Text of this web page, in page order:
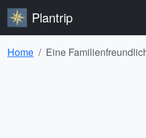
Plantrip
Home Eine